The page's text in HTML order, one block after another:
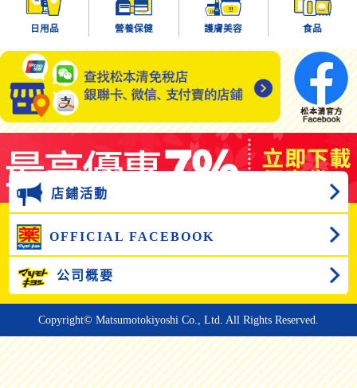
日用品 營養保健 護膚美容 食品
店鋪活動
OFFICIAL FACEBOOK
公司概要
Copyright© Matsumotokiyoshi Co., Ltd. All Rights Reserved.